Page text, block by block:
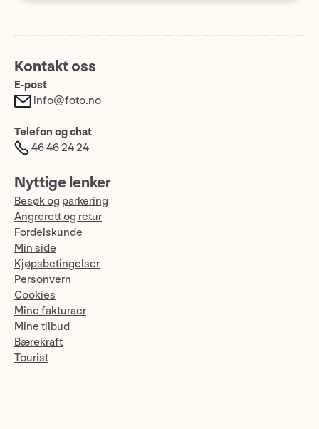
Kontakt oss
E-post
info@foto.no
Telefon og chat
46 46 24 24
Nyttige lenker
Besøk og parkering
Angrerett og retur
Fordelskunde
Min side
Kjøpsbetingelser
Personvern
Cookies
Mine fakturaer
Mine tilbud
Bærekraft
Tourist